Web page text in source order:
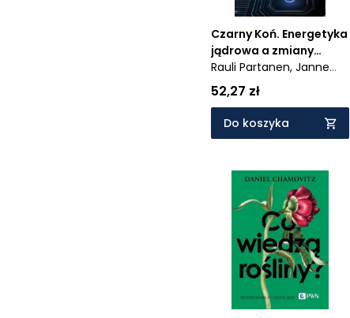
Czarny Koń. Energetyka
jądrowa a zmiany
klimatyczne
Rauli Partanen, Janne
Korhonen
52,27 zł
Do koszyka